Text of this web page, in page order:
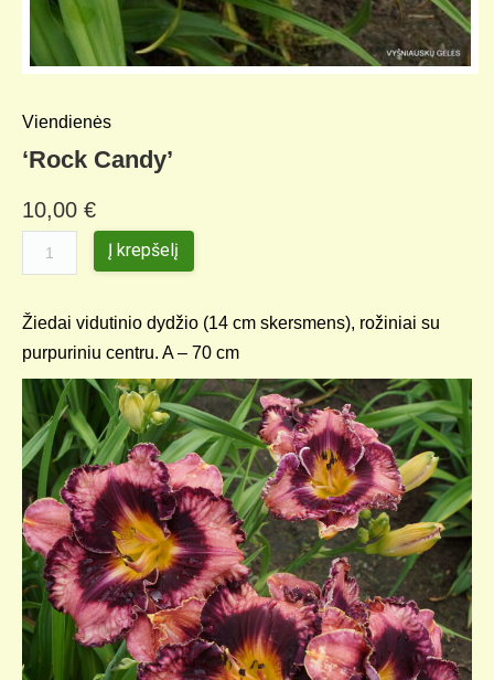
Viendienės
‘Rock Candy’
10,00 €
Į krepšelį
Žiedai vidutinio dydžio (14 cm skersmens), rožiniai su
purpuriniu centru. A – 70 cm